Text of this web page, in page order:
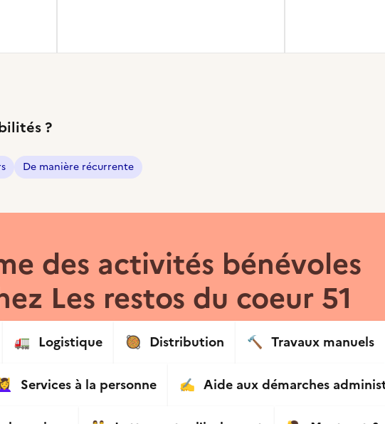
?
De manière récurrente
des activités bénévoles
Les restos du coeur 51
🚛 Logistique 🥘 Distribution 🔨 Travaux manuels
Services à la personne ✍️ Aide aux démarches